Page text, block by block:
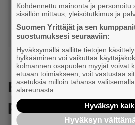
+358 50 344 0805
ulla.tirronen@yrittajat.fi
Espoon Yrittäjien
puheenjohtaja
Kohdennettu mainonta ja personoitu
sisällön mittaus, yleisötutkimus ja
Suomen Yrittäjät ja sen
suostumuksesi seuraaviin:
Hyväksymällä sallitte tietojen
hylkääminen voi vaikuttaa
kolmannen osapuolen myyjät voivat
etuaan toimiakseen, voit vastustaa
asetuksia milloin tahansa
alareunasta.
Hyväksyn
Hyväksyn